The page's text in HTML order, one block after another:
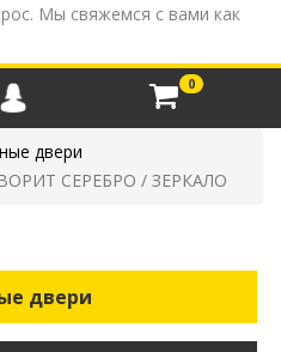
Мы свяжемся с вами как
0
двери
СЕРЕБРО / ЗЕРКАЛО
двери